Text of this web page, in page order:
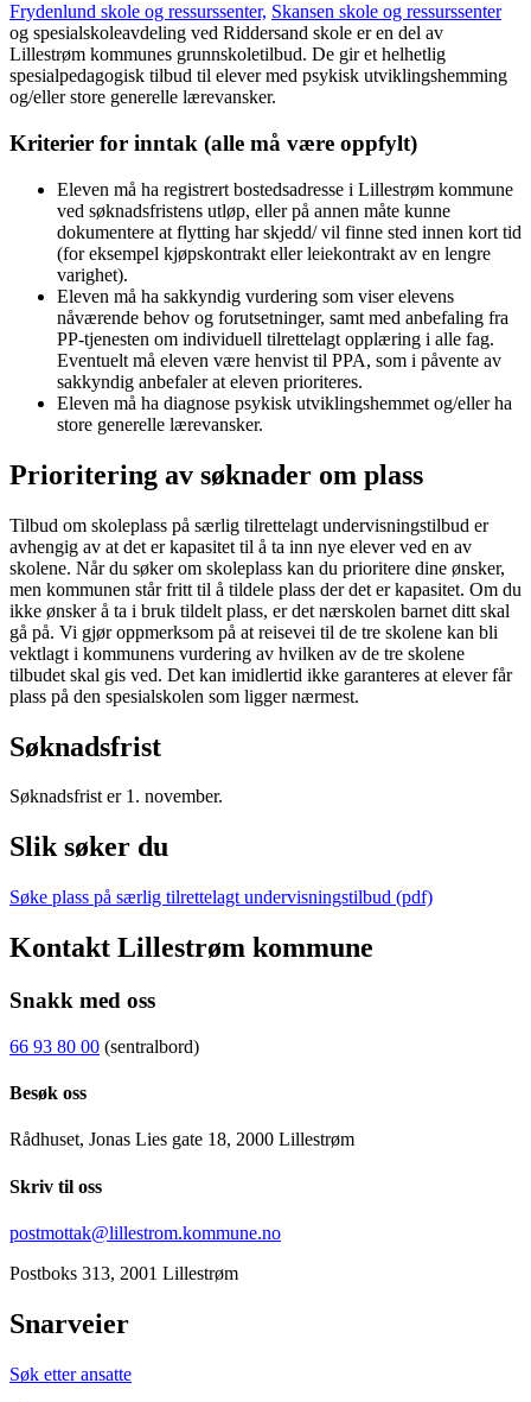
Frydenlund skole og ressurssenter, Skansen skole og ressurssenter
og spesialskoleavdeling ved Riddersand skole er en del av
Lillestrøm kommunes grunnskoletilbud. De gir et helhetlig
spesialpedagogisk tilbud til elever med psykisk utviklingshemming
og/eller store generelle lærevansker.
Kriterier for inntak (alle må være oppfylt)
Eleven må ha registrert bostedsadresse i Lillestrøm kommune
ved søknadsfristens utløp, eller på annen måte kunne
dokumentere at flytting har skjedd/ vil finne sted innen kort tid
(for eksempel kjøpskontrakt eller leiekontrakt av en lengre
varighet).
Eleven må ha sakkyndig vurdering som viser elevens
nåværende behov og forutsetninger, samt med anbefaling fra
PP-tjenesten om individuell tilrettelagt opplæring i alle fag.
Eventuelt må eleven være henvist til PPA, som i påvente av
sakkyndig anbefaler at eleven prioriteres.
Eleven må ha diagnose psykisk utviklingshemmet og/eller ha
store generelle lærevansker.
Prioritering av søknader om plass
Tilbud om skoleplass på særlig tilrettelagt undervisningstilbud er
avhengig av at det er kapasitet til å ta inn nye elever ved en av
skolene. Når du søker om skoleplass kan du prioritere dine ønsker,
men kommunen står fritt til å tildele plass der det er kapasitet. Om du
ikke ønsker å ta i bruk tildelt plass, er det nærskolen barnet ditt skal
gå på. Vi gjør oppmerksom på at reisevei til de tre skolene kan bli
vektlagt i kommunens vurdering av hvilken av de tre skolene
tilbudet skal gis ved. Det kan imidlertid ikke garanteres at elever får
plass på den spesialskolen som ligger nærmest.
Søknadsfrist
Søknadsfrist er 1. november.
Slik søker du
Søke plass på særlig tilrettelagt undervisningstilbud (pdf)
Kontakt Lillestrøm kommune
Snakk med oss
66 93 80 00 (sentralbord)
Besøk oss
Rådhuset, Jonas Lies gate 18, 2000 Lillestrøm
Skriv til oss
postmottak@lillestrom.kommune.no
Postboks 313, 2001 Lillestrøm
Snarveier
Søk etter ansatte